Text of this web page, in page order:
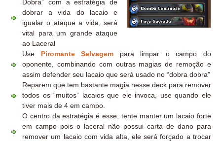
Dobra” com a estratégia de
dobrar a vida do lacaio e
igualar o ataque a vida, será
vital para um grande ataque
ao Laceral
Use Piromante Selvagem para limpar o campo do
oponente, combinando com outras magias de remoção e
assim defender seu lacaio que será usado no “dobra dobra”
Reparem que tem bastante magia nesse deck para remover
todos os “muitos” lacaios que ele invoca, use quando ele
tiver mais de 4 em campo.
O centro da estratégia é esse, tente manter um lacaio forte
em campo pois o laceral não possui carta de dano para
remover um lacaio com vida alta, ele será forçado a trocar